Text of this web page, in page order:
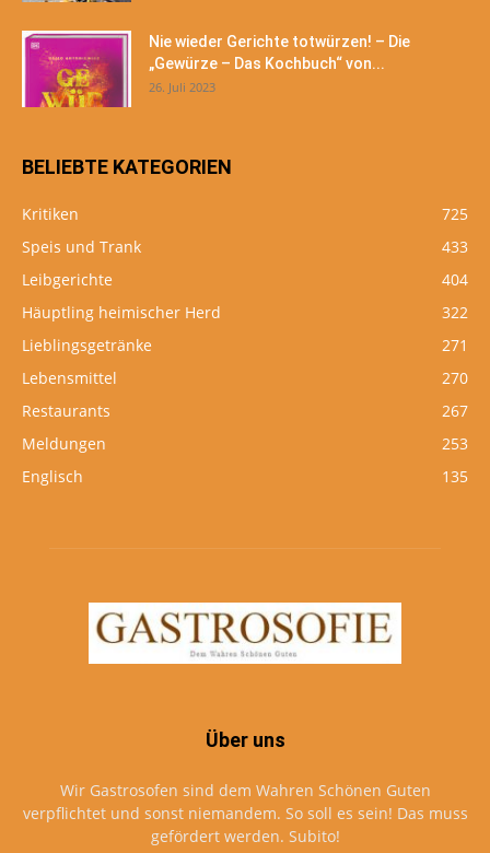
Nie wieder Gerichte totwürzen! – Die
„Gewürze – Das Kochbuch“ von...
26. Juli 2023
BELIEBTE KATEGORIEN
Kritiken
725
Speis und Trank
433
Leibgerichte
404
Häuptling heimischer Herd
322
Lieblingsgetränke
271
Lebensmittel
270
Restaurants
267
Meldungen
253
Englisch
135
Über uns
Wir Gastrosofen sind dem Wahren Schönen Guten
verpflichtet und sonst niemandem. So soll es sein! Das muss
gefördert werden. Subito!